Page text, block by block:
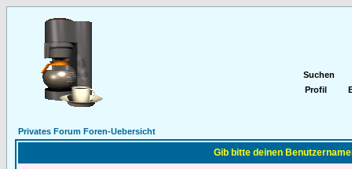
Suchen
Profil
Privates Forum Foren-Uebersicht
Gib bitte deinen